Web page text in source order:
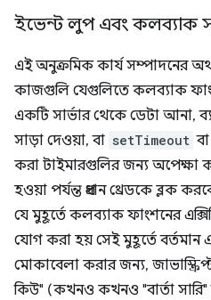
ইভেন্ট লুপ এবং কলব্যাক
এই অনুক্রমিক কার্য সম্পাদনের
কাজগুলি যেগুলিতে কলব্যাক
একটি সার্ভার থেকে ডেটা আনা,
সাড়া দেওয়া, বা setTimeout বা
করা টাইমারগুলির জন্য অপেক্ষা
হওয়া পর্যন্ত প্রধান থ্রেডকে ব্লক
যে মুহূর্তে কলব্যাক ফাংশনের
যোগ করা হয় সেই মুহূর্তে বর্তমান
মোকাবেলা করার জন্য,
কিউ" (কখনও কখনও "বার্তা সারি"